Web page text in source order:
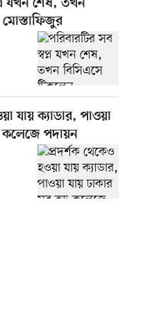
যখন শেষ, তখন
যায় ক্যাডার, পাওয়া
কলেজে পদায়ন